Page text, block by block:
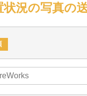
状況の写真の